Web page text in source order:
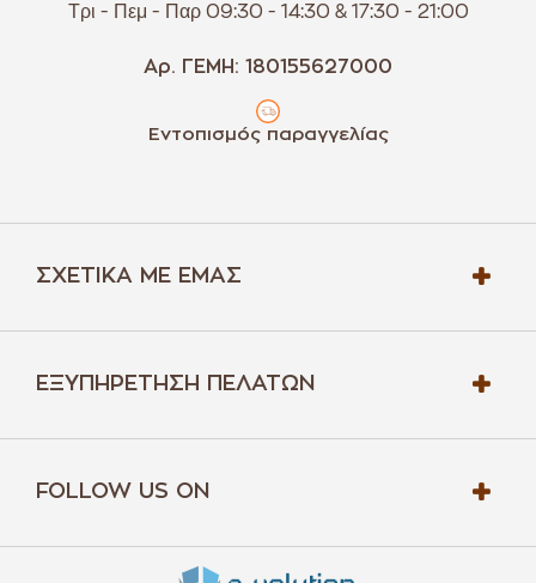
Τρι - Πεμ - Παρ 09:30 - 14:30 & 17:30 - 21:00
Αρ. ΓΕΜΗ: 180155627000
Εντοπισμός παραγγελίας
ΣΧΕΤΙΚΆ ΜΕ ΕΜΆΣ
ΕΞΥΠΗΡΈΤΗΣΗ ΠΕΛΑΤΏΝ
FOLLOW US ON